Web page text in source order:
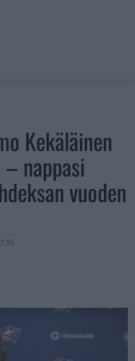
Kekäläinen
nappasi
vuoden